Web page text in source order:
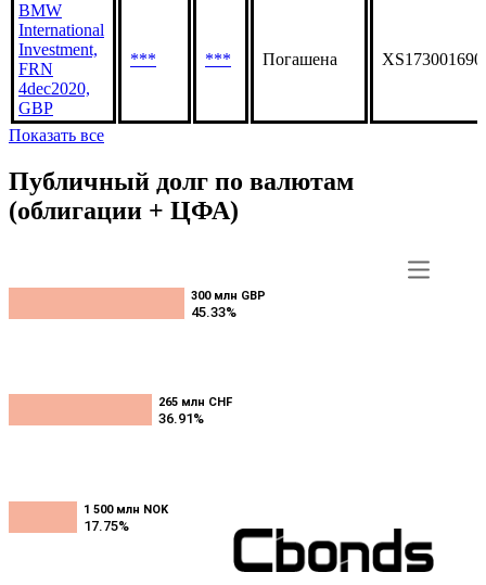
BMW
International
Investment,
FRN
4dec2020,
GBP
*** *** Погашена
Показать все
Публичный долг по валютам
(облигации + ЦФА)
300 млн GBP
45.33%
300 млн GBP
45.33%
265 млн CHF
36.91%
265 млн CHF
36.91%
1 500 млн NOK
17.75%
1 500 млн NOK
17.75%